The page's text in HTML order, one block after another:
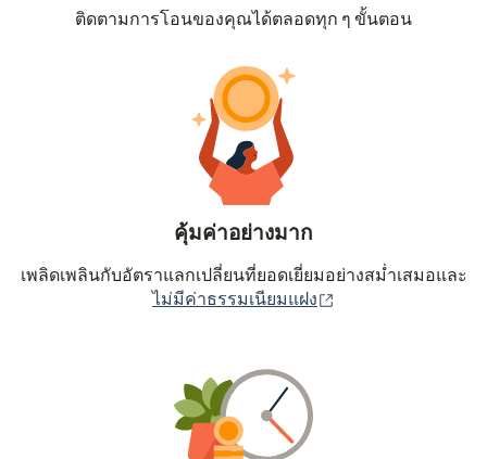
ติดตามการโอนของคุณได้ตลอดทุก ๆ ขั้นตอน
คุ้มค่าอย่างมาก
เพลิดเพลินกับอัตราแลกเปลี่ยนที่ยอดเยี่ยมอย่างสม่ำเสมอและ
ไม่มีค่าธรรมเนียมแฝง